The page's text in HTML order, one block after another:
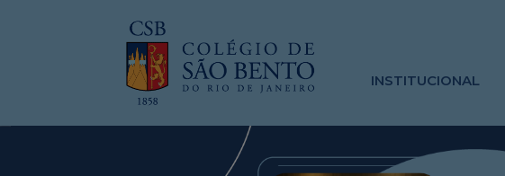
INSTITUCIONAL